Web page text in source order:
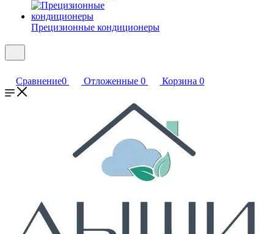
Прецизионные кондиционеры
Сравнение0 Отложенные 0 Корзина 0